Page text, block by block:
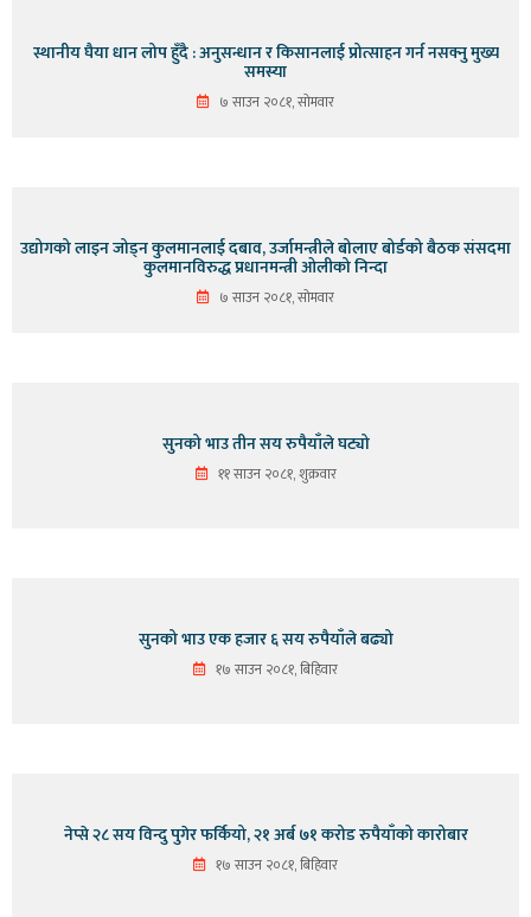
स्थानीय घैया धान लोप हुँदै : अनुसन्धान र किसानलाई प्रोत्साहन गर्न नसक्नु मुख्य
समस्या
७ साउन २०८१, सोमवार
उद्योगको लाइन जोड्न कुलमानलाई दबाव, उर्जामन्त्रीले बोलाए बोर्डको बैठक संसदमा
कुलमानविरुद्ध प्रधानमन्त्री ओलीको निन्दा
७ साउन २०८१, सोमवार
सुनको भाउ तीन सय रुपैयाँले घट्यो
११ साउन २०८१, शुक्रवार
सुनको भाउ एक हजार ६ सय रुपैयाँले बढ्यो
१७ साउन २०८१, बिहिवार
नेप्से २८ सय विन्दु पुगेर फर्कियो, २१ अर्ब ७१ करोड रुपैयाँको कारोबार
१७ साउन २०८१, बिहिवार